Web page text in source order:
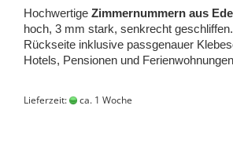
Hoch­wer­ti­ge Zim­mer­num­mern aus
hoch, 3 mm stark, senk­recht
Rück­sei­te in­klu­si­ve pass­ge­nau­er
Ho­tels, Pen­sio­nen und
Lieferzeit: ca. 1 Woche